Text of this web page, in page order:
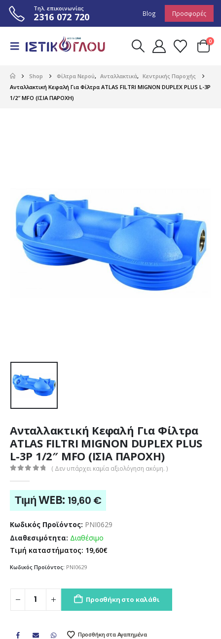
Τηλ. επικοινωνίας
2316 072 720 Blog Προσφορές
0
Shop Φίλτρα Νερού, Ανταλλακτικά, Κεντρικής Παροχής
Ανταλλακτική Κεφαλή Για Φίλτρα ATLAS FILTRI MIGNON DUPLEX PLUS L-3P
1/2″ MFO (ΙΣΙΑ ΠΑΡΟΧΗ)
Ανταλλακτική Κεφαλή Για Φίλτρα
ATLAS FILTRI MIGNON DUPLEX PLUS
L-3P 1/2″ MFO (ΙΣΙΑ ΠΑΡΟΧΗ)
( Δεν υπάρχει καμία αξιολόγηση ακόμη. )
Τιμή WEB: 19,60 €
Κωδικός Προϊόντος: PNI0629
Διαθεσιμότητα: Διαθέσιμο
Τιμή καταστήματος: 19,60€
Κωδικός Προϊόντος: PNI0629
Προσθήκη στο καλάθι
Προσθήκη στα Αγαπημένα